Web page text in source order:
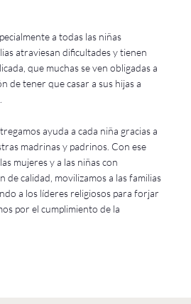
a todas las niñas
atraviesan dificultades y tienen
que muchas se ven obligadas a
de tener que casar a sus hijas a
ayuda a cada niña gracias a
madrinas y padrinos. Con ese
mujeres y a las niñas con
de calidad, movilizamos a las familias
a los líderes religiosos para forjar
por el cumplimiento de la